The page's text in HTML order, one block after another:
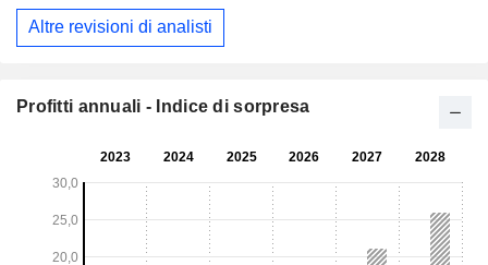
Altre revisioni di analisti
Profitti annuali - Indice di sorpresa